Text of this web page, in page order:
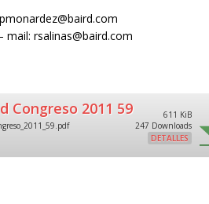
mail: rsalinas@baird.com
Congreso 2011 59
611 KiB
247 Downloads
DETALLES